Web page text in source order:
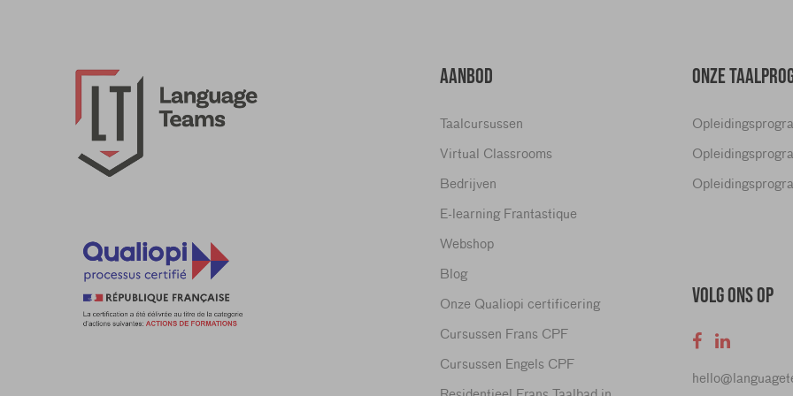
AANBOD
Taalcursussen
Virtual Classrooms
Bedrijven
E-learning Frantastique
Webshop
Blog
Onze Qualiopi certificering
Cursussen Frans CPF
Cursussen Engels CPF
ONZE
VOLG ONS OP